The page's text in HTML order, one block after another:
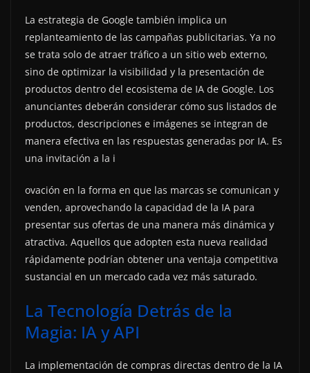
La estrategia de Google también implica un
replanteamiento de las campañas publicitarias. Ya no
se trata solo de atraer tráfico a un sitio web externo,
sino de optimizar la visibilidad y la presentación de
productos dentro del ecosistema de IA de Google. Los
anunciantes deberán considerar cómo sus listados de
productos, descripciones e imágenes se integran de
manera efectiva en las respuestas generadas por IA. Es
una invitación a la i
ovación en la forma en que las marcas se comunican y
venden, aprovechando la capacidad de la IA para
presentar sus ofertas de una manera más dinámica y
atractiva. Aquellos que adopten esta nueva realidad
rápidamente podrían obtener una ventaja competitiva
sustancial en un mercado cada vez más saturado.
La Tecnología Detrás de la
Magia: IA y API
La implementación de compras directas dentro de la IA